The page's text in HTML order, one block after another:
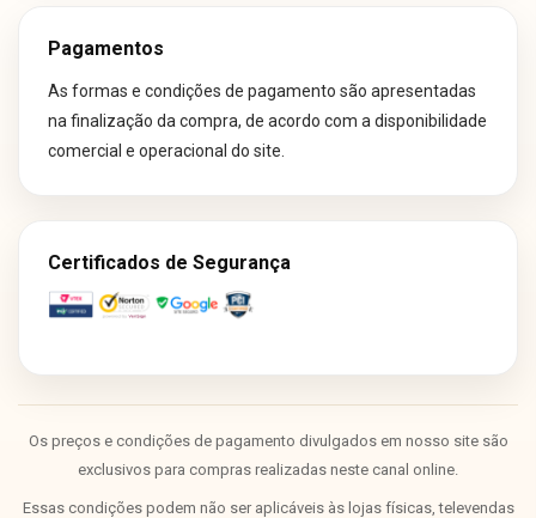
Pagamentos
As formas e condições de pagamento são apresentadas
na finalização da compra, de acordo com a disponibilidade
comercial e operacional do site.
Certificados de Segurança
Os preços e condições de pagamento divulgados em nosso site são
exclusivos para compras realizadas neste canal online.
Essas condições podem não ser aplicáveis às lojas físicas, televendas